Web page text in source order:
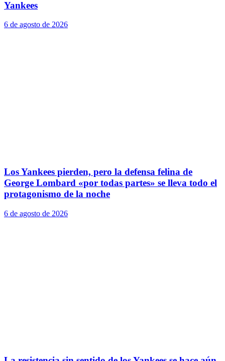
Yankees
6 de agosto de 2026
Los Yankees pierden, pero la defensa felina de
George Lombard «por todas partes» se lleva todo el
protagonismo de la noche
6 de agosto de 2026